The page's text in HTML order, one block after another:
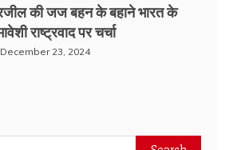
की जज बहन के बहाने भारत के
राष्ट्रवाद पर चर्चा
December 23, 2024